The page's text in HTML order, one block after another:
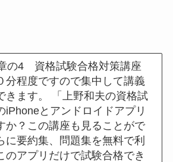
の4 資格試験合格対策講座
分程度ですので集中して講義
きます。 「上野和夫の資格試
iPhoneとアンドロイドアプリ
か？この講座も見ることがで
に要約集、問題集を無料で利
のアプリだけで試験合格でき